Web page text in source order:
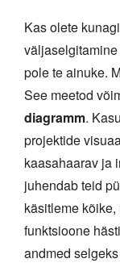
Kas olete
pole te ainuke.
See meetod
diagramm.
projektide
kaasahaarav ja
juhendab teid
käsitleme
funktsioone
andmed